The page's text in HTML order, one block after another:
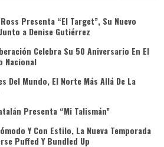
Presenta “El Target”, Su Nuevo
a Denise Gutiérrez
Celebra Su 50 Aniversario En El
Nacional
Del Mundo, El Norte Más Allá De La
Presenta “Mi Talismán”
Y Con Estilo, La Nueva Temporada
Puffed Y Bundled Up